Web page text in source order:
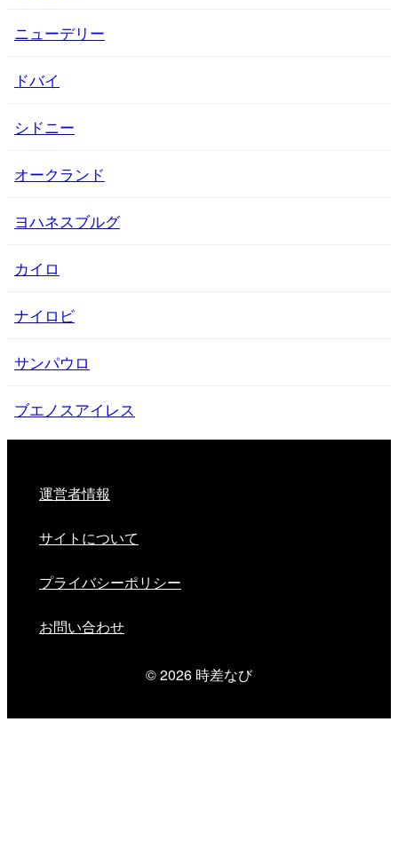
ニューデリー
ドバイ
シドニー
オークランド
ヨハネスブルグ
カイロ
ナイロビ
サンパウロ
ブエノスアイレス
運営者情報
サイトについて
プライバシーポリシー
お問い合わせ
© 2026 時差なび